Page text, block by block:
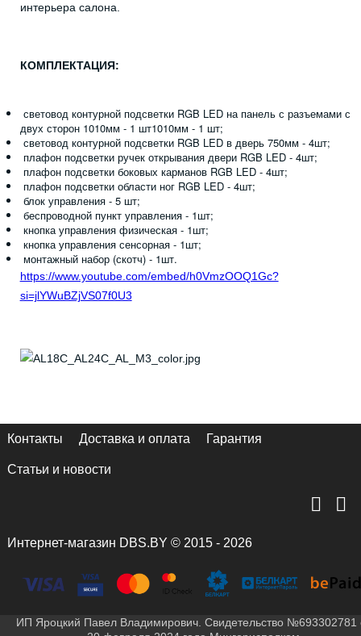
интерьера салона.
КОМПЛЕКТАЦИЯ:
световод контурной подсветки RGB LED на панель с разъемами с
двух сторон 1010мм - 1 шт1010мм - 1 шт;
световод контурной подсветки RGB LED в дверь 750мм - 4шт;
плафон подсветки ручек открывания двери RGB LED - 4шт;
плафон подсветки боковых карманов RGB LED - 4шт;
плафон подсветки области ног RGB LED - 4шт;
блок управления - 5 шт;
беспроводной пункт управления - 1шт;
кнопка управления физическая - 1шт;
кнопка управления сенсорная - 1шт;
монтажный набор (скотч) - 1шт.
https://www.youtube.com/embed/h0VmzOOQ1Gc?
si=jlYWuBZjVS07f0U3
Контакты Доставка и оплата Гарантия
Статьи и новости
Интернет-магазин DBS.BY © 2015 - 2026
ИП Яроцкий Павел Владимирович. Свидетельство №693302781